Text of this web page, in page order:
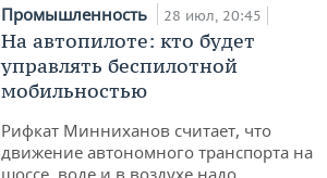
Промышленность 28 июл, 20:45
На автопилоте: кто будет
управлять беспилотной
мобильностью
Рифкат Минниханов считает, что
движение автономного транспорта на